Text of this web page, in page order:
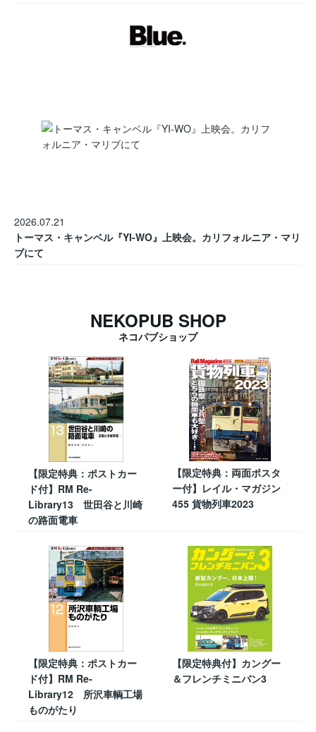
2026.07.21
トーマス・キャンベル『YI-WO』上映会。カリフォルニア・マリ
ブにて
NEKOPUB SHOP
ネコパブショップ
【限定特典：ポストカー
ド付】RM Re-
Library13 世田谷と川崎
の路面電車
【限定特典：両面ポスタ
ー付】レイル・マガジン
455 貨物列車2023
【限定特典：ポストカー
ド付】RM Re-
Library12 所沢車輌工場
ものがたり
【限定特典付】カングー
＆フレンチミニバン3